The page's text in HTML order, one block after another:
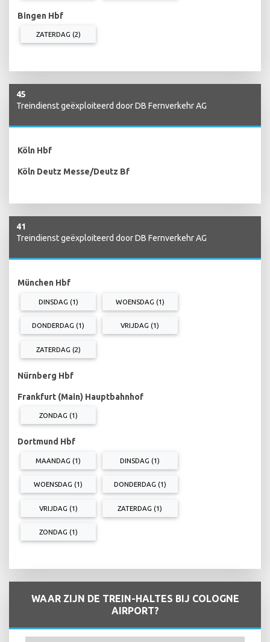
Bingen Hbf
ZATERDAG (2)
45
Treindienst geëxploiteerd door DB Fernverkehr AG
Köln Hbf
Köln Deutz Messe/Deutz Bf
41
Treindienst geëxploiteerd door DB Fernverkehr AG
München Hbf
DINSDAG (1) WOENSDAG (1)
DONDERDAG (1) VRIJDAG (1)
ZATERDAG (2)
Nürnberg Hbf
Frankfurt (Main) Hauptbahnhof
ZONDAG (1)
Dortmund Hbf
MAANDAG (1) DINSDAG (1)
WOENSDAG (1) DONDERDAG (1)
VRIJDAG (1) ZATERDAG (1)
ZONDAG (1)
WAAR ZIJN DE TREIN-HALTES BIJ COLOGNE
AIRPORT?